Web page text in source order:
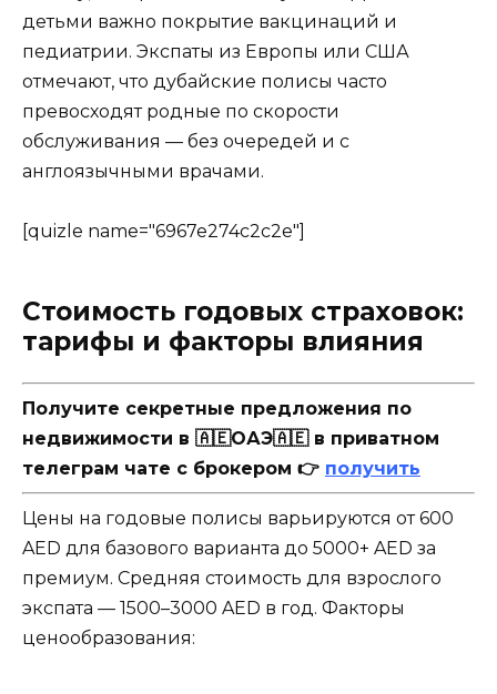
детьми важно покрытие вакцинаций и
педиатрии. Экспаты из Европы или США
отмечают, что дубайские полисы часто
превосходят родные по скорости
обслуживания — без очередей и с
англоязычными врачами.
[quizle name="6967e274c2c2e"]
Стоимость годовых страховок:
тарифы и факторы влияния
Получите секретные предложения по
недвижимости в 🇦🇪ОАЭ🇦🇪 в приватном
телеграм чате с брокером 👉 получить
Цены на годовые полисы варьируются от 600
AED для базового варианта до 5000+ AED за
премиум. Средняя стоимость для взрослого
экспата — 1500–3000 AED в год. Факторы
ценообразования: